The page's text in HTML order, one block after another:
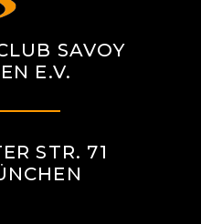
SAVOY
E.V.
STR. 71